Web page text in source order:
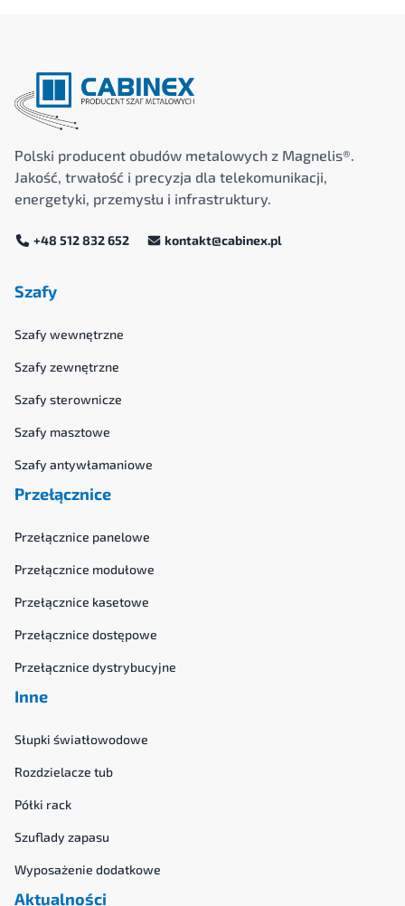
Polski producent obudów metalowych z Magnelis®.
Jakość, trwałość i precyzja dla telekomunikacji,
energetyki, przemysłu i infrastruktury.
+48 512 832 652 kontakt@cabinex.pl
Szafy
Szafy wewnętrzne
Szafy zewnętrzne
Szafy sterownicze
Szafy masztowe
Szafy antywłamaniowe
Przełącznice
Przełącznice panelowe
Przełącznice modułowe
Przełącznice kasetowe
Przełącznice dostępowe
Przełącznice dystrybucyjne
Inne
Słupki światłowodowe
Rozdzielacze tub
Półki rack
Szuflady zapasu
Wyposażenie dodatkowe
Aktualności